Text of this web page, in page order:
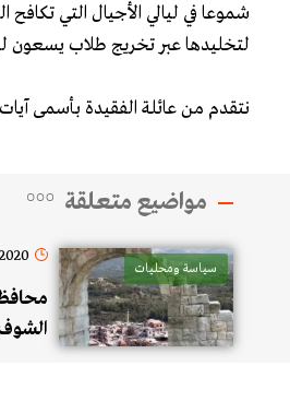
شموعا في ليالي الأجيال التي
لتخليدها عبر تخريج طلاب يسعون
نتقدم من عائلة الفقيدة بأسمى
مواضيع متعلقة
سياسة ومحليات